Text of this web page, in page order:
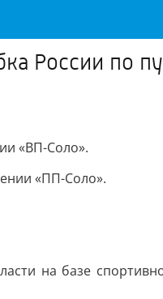
России по
«ВП-Соло».
«ПП-Соло».
на базе